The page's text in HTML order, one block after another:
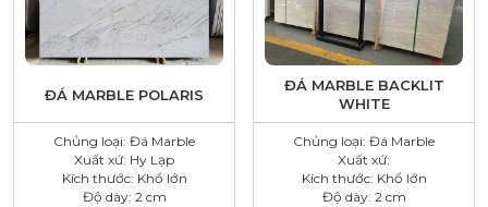
ĐÁ MARBLE POLARIS
Chủng loại: Đá Marble
Xuất xứ: Hy Lạp
Kích thước: Khổ lớn
Độ dày: 2 cm
ĐÁ MARBLE BACKLIT
WHITE
Chủng loại: Đá Marble
Xuất xứ:
Kích thước: Khổ lớn
Độ dày: 2 cm